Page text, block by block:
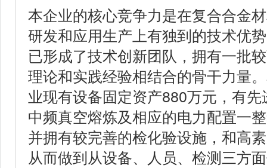
本企业的核心竞争力是在复合合金
研发和应用生产上有独到的技术优
已形成了技术创新团队，拥有一批
理论和实践经验相结合的骨干力量
业现有设备固定资产880万元，有先
中频真空熔炼及相应的电力配置一
并拥有较完善的检化验设施，和高
从而做到从设备、人员、检测三方